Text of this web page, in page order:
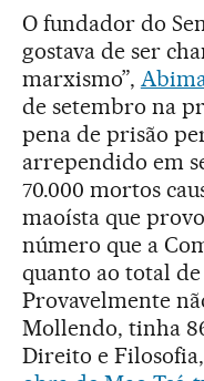
O fundador do
gostava de ser
marxismo”,
de setembro na
pena de prisão
arrependido em
70.000 mortos
maoísta que
número que a
quanto ao total de
Provavelmente
Mollendo, tinha
Direito e